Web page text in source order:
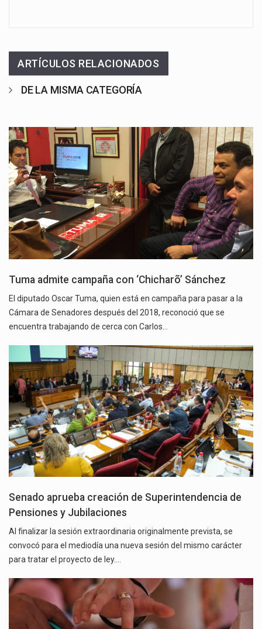
ARTÍCULOS RELACIONADOS
DE LA MISMA CATEGORÍA
Tuma admite campaña con ‘Chicharõ’ Sánchez
El diputado Oscar Tuma, quien está en campaña para pasar a la
Cámara de Senadores después del 2018, reconoció que se
encuentra trabajando de cerca con Carlos…
Senado aprueba creación de Superintendencia de
Pensiones y Jubilaciones
Al finalizar la sesión extraordinaria originalmente prevista, se
convocó para el mediodía una nueva sesión del mismo carácter
para tratar el proyecto de ley.…